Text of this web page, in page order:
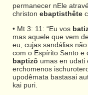
permanecer nEle
christon ebaptisthête
• Mt 3: 11: “Eu vos
mas aquele que vem
eu, cujas sandálias
com o Espírito Santo e
baptizô umas en udati
erchomenos
upodêmata bastasai
kai puri.